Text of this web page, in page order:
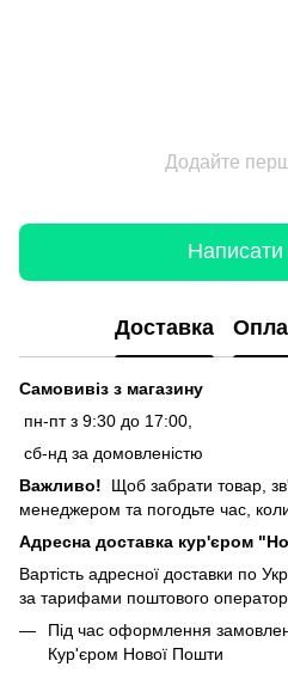
Додайте
Написати
Доставка
Самовивіз з магазину
пн-пт з 9:30 до 17:00,
сб-нд за домовленістю
Важливо!
Щоб забрати товар,
менеджером та погодьте час,
Адресна доставка кур'єром
Вартість адресної доставки по
за тарифами поштового
Під час оформлення
Кур'єром Нової Пошти